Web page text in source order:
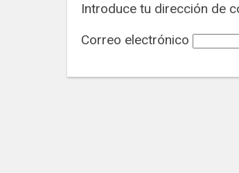
Introduce tu dirección de
Correo electrónico